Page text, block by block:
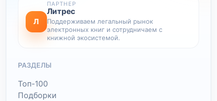
Л
ПАРТНЕР
Литрес
Поддерживаем легальный рынок
электронных книг и сотрудничаем с
книжной экосистемой.
РАЗДЕЛЫ
Топ-100
Подборки